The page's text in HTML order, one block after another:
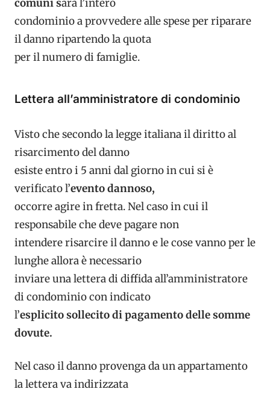
comuni sarà l’intero
condominio a provvedere alle spese per riparare
il danno ripartendo la quota
per il numero di famiglie.
Lettera all’amministratore di condominio
Visto che secondo la legge italiana il diritto al
risarcimento del danno
esiste entro i 5 anni dal giorno in cui si è
verificato l’evento dannoso,
occorre agire in fretta. Nel caso in cui il
responsabile che deve pagare non
intendere risarcire il danno e le cose vanno per le
lunghe allora è necessario
inviare una lettera di diffida all’amministratore
di condominio con indicato
l’esplicito sollecito di pagamento delle somme
dovute.
Nel caso il danno provenga da un appartamento
la lettera va indirizzata